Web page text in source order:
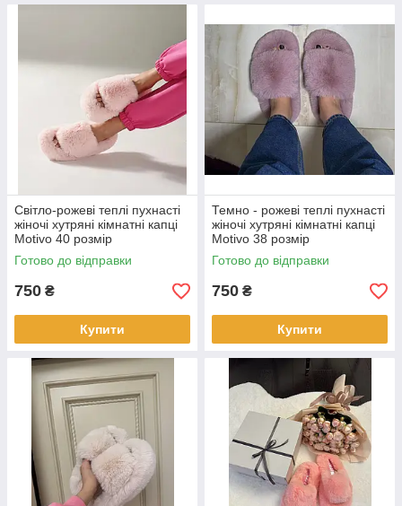
Світло-рожеві теплі пухнасті
жіночі хутряні кімнатні капці
Motivo 40 розмір
Готово до відправки
750 ₴
Купити
Темно - рожеві теплі пухнасті
жіночі хутряні кімнатні капці
Motivo 38 розмір
Готово до відправки
750 ₴
Купити